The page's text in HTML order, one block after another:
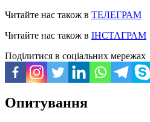
Читайте нас також в ТЕЛЕГРАМ
Читайте нас також в ІНСТАГРАМ
Поділитися в соціальних мережах
Опитування